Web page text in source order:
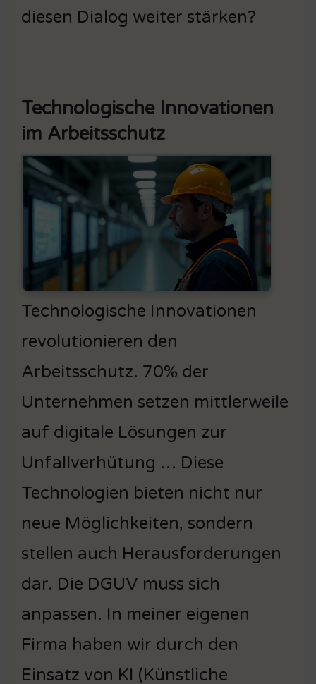
diesen Dialog weiter stärken?
Technologische Innovationen
im Arbeitsschutz
Technologische Innovationen
revolutionieren den
Arbeitsschutz. 70% der
Unternehmen setzen mittlerweile
auf digitale Lösungen zur
Unfallverhütung … Diese
Technologien bieten nicht nur
neue Möglichkeiten, sondern
stellen auch Herausforderungen
dar. Die DGUV muss sich
anpassen. In meiner eigenen
Firma haben wir durch den
Einsatz von KI (Künstliche